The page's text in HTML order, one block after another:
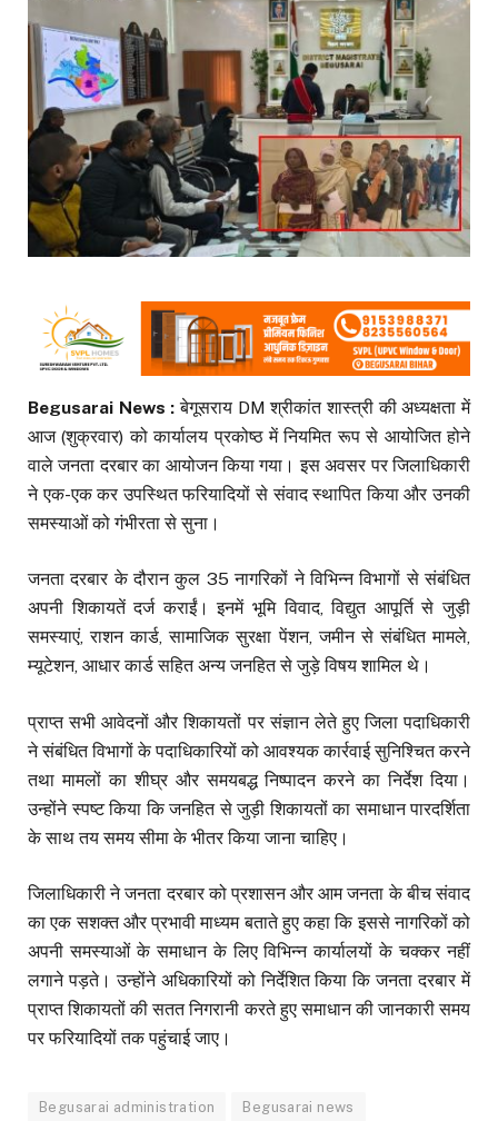
Begusarai News :बेगूसराय DM श्रीकांत शास्त्री की अध्यक्षता में
आज (शुक्रवार) को कार्यालय प्रकोष्ठ में नियमित रूप से आयोजित होने
वाले जनता दरबार का आयोजन किया गया। इस अवसर पर जिलाधिकारी
ने एक-एक कर उपस्थित फरियादियों से संवाद स्थापित किया और उनकी
समस्याओं को गंभीरता से सुना।
जनता दरबार के दौरान कुल 35 नागरिकों ने विभिन्न विभागों से संबंधित
अपनी शिकायतें दर्ज कराईं। इनमें भूमि विवाद, विद्युत आपूर्ति से जुड़ी
समस्याएं, राशन कार्ड, सामाजिक सुरक्षा पेंशन, जमीन से संबंधित मामले,
म्यूटेशन, आधार कार्ड सहित अन्य जनहित से जुड़े विषय शामिल थे।
प्राप्त सभी आवेदनों और शिकायतों पर संज्ञान लेते हुए जिला पदाधिकारी
ने संबंधित विभागों के पदाधिकारियों को आवश्यक कार्रवाई सुनिश्चित करने
तथा मामलों का शीघ्र और समयबद्ध निष्पादन करने का निर्देश दिया।
उन्होंने स्पष्ट किया कि जनहित से जुड़ी शिकायतों का समाधान पारदर्शिता
के साथ तय समय सीमा के भीतर किया जाना चाहिए।
जिलाधिकारी ने जनता दरबार को प्रशासन और आम जनता के बीच संवाद
का एक सशक्त और प्रभावी माध्यम बताते हुए कहा कि इससे नागरिकों को
अपनी समस्याओं के समाधान के लिए विभिन्न कार्यालयों के चक्कर नहीं
लगाने पड़ते। उन्होंने अधिकारियों को निर्देशित किया कि जनता दरबार में
प्राप्त शिकायतों की सतत निगरानी करते हुए समाधान की जानकारी समय
पर फरियादियों तक पहुंचाई जाए।
Begusarai administration Begusarai news